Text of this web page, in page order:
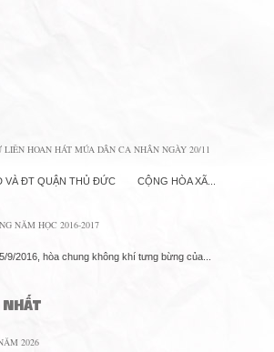
LIÊN HOAN HÁT MÚA DÂN CA NHÂN NGÀY 20/11
QUẬN THỦ ĐỨC CỘNG HÒA XÃ...
NĂM HỌC 2016-2017
9/2016, hòa chung không khí tưng bừng của...
NHẤT
2026